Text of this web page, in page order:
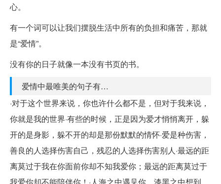
心。
有一个词可以让我们摆脱生活中所有的负担和痛苦，那就
是“爱情”。
没有你的日子就像一本没有书页的书。
爱情中最唯美的句子有…
·对于这个世界来说，你也许什么都不是，但对于我来说，
你就是我的世界·有些的时候，正是因为爱才悄悄离开，躲
开的是身影，躲不开的却是那份默默的情怀·爱是种伤害，
善良的人选择伤害自己，残忍的人选择伤害别人·最远的距
离莫过于我在你面前你却不知我爱你；最远的距离莫过于
我爱你却不能陪伴你！·人海之中遇见你，漆黑之中想到